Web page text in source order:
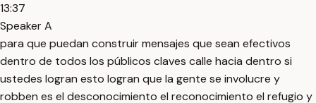
13:37
Speaker A
para que puedan construir mensajes que sean efectivos
dentro de todos los públicos claves calle hacia dentro si
ustedes logran esto logran que la gente se involucre y
robben es el desconocimiento el reconocimiento el refugio y